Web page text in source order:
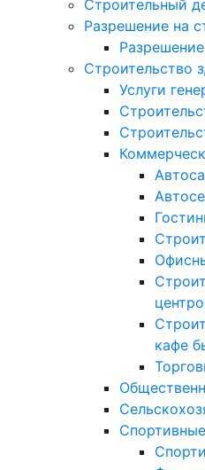
Строительный
Разрешение на
Строительство
Услуги
кафе